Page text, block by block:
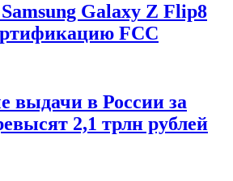
Galaxy Z Flip8
FCC
выдачи в России за
2,1 трлн рублей